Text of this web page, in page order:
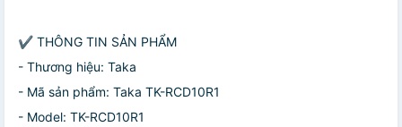
✔ THÔNG TIN SẢN PHẨM
- Thương hiệu: Taka
- Mã sản phẩm: Taka TK-RCD10R1
- Model: TK-RCD10R1